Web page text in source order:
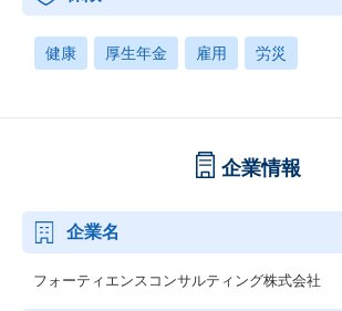
健康 厚生年金 雇用 労災
企業情報
企業名
フォーティエンスコンサルティング株式会社